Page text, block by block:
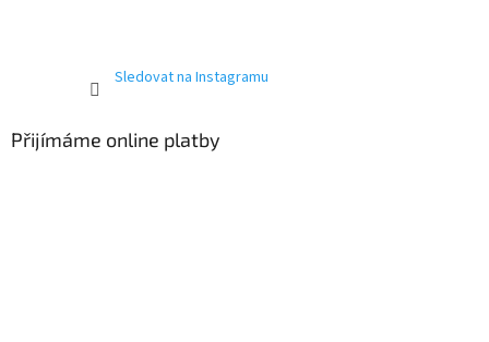
Sledovat na Instagramu
Přijímáme online platby